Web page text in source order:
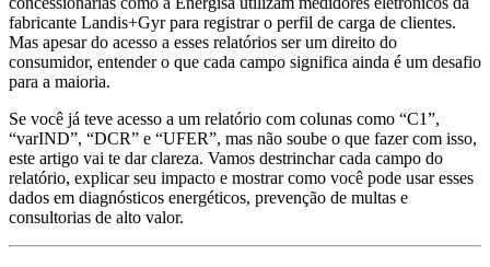
fabricante Landis+Gyr para registrar o perfil de carga de clientes.
Mas apesar do acesso a esses relatórios ser um direito do
consumidor, entender o que cada campo significa ainda é um desafio
para a maioria.
Se você já teve acesso a um relatório com colunas como “C1”,
“varIND”, “DCR” e “UFER”, mas não soube o que fazer com isso,
este artigo vai te dar clareza. Vamos destrinchar cada campo do
relatório, explicar seu impacto e mostrar como você pode usar esses
dados em diagnósticos energéticos, prevenção de multas e
consultorias de alto valor.